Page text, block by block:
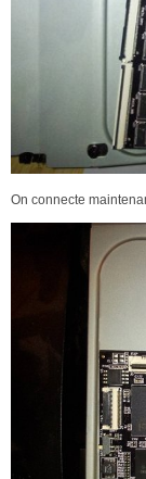
On connecte